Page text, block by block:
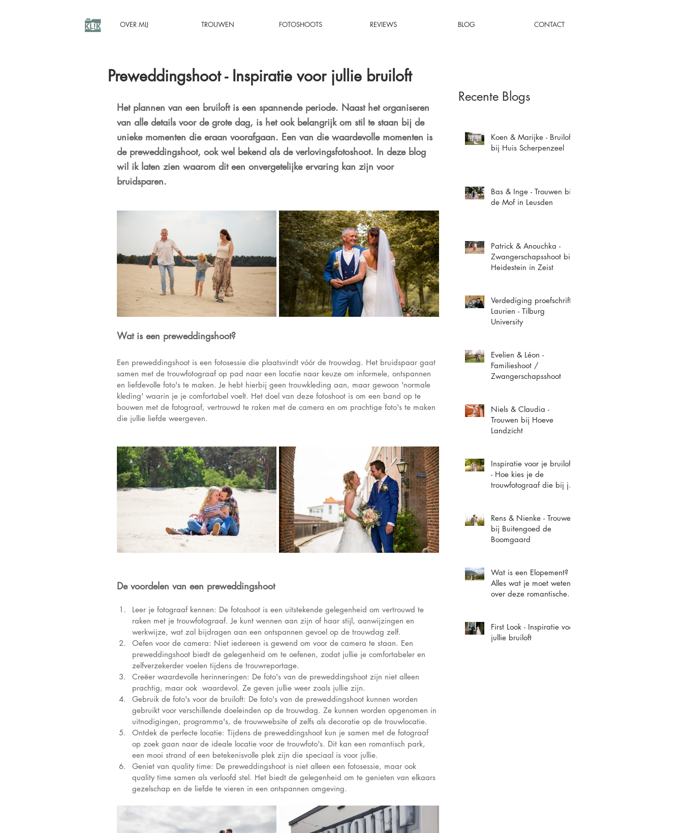
OVER MIJ TROUWEN FOTOSHOOTS REVIEWS BLOG CONTACT
Preweddingshoot - Inspiratie voor jullie bruiloft
Het plannen van een bruiloft is een spannende periode. Naast het organiseren
van alle details voor de grote dag, is het ook belangrijk om stil te staan bij de
unieke momenten die eraan voorafgaan. Een van die waardevolle momenten is
de preweddingshoot, ook wel bekend als de verlovingsfotoshoot. In deze blog
wil ik laten zien waarom dit een onvergetelijke ervaring kan zijn voor
bruidsparen.
Wat is een preweddingshoot?
Een preweddingshoot is een fotosessie die plaatsvindt vóór de trouwdag. Het bruidspaar gaat
samen met de trouwfotograaf op pad naar een locatie naar keuze om informele, ontspannen
en liefdevolle foto's te maken. Je hebt hierbij geen trouwkleding aan, maar gewoon 'normale
kleding' waarin je je comfortabel voelt. Het doel van deze fotoshoot is om een band op te
bouwen met de fotograaf, vertrouwd te raken met de camera en om prachtige foto's te maken
die jullie liefde weergeven.
De voordelen van een preweddingshoot
Leer je fotograaf kennen: De fotoshoot is een uitstekende gelegenheid om vertrouwd te
raken met je trouwfotograaf. Je kunt wennen aan zijn of haar stijl, aanwijzingen en
werkwijze, wat zal bijdragen aan een ontspannen gevoel op de trouwdag zelf.
Oefen voor de camera: Niet iedereen is gewend om voor de camera te staan. Een
preweddingshoot biedt de gelegenheid om te oefenen, zodat jullie je comfortabeler en
zelfverzekerder voelen tijdens de trouwreportage.
Creëer waardevolle herinneringen: De foto's van de preweddingshoot zijn niet alleen
prachtig, maar ook  waardevol. Ze geven jullie weer zoals jullie zijn.
Gebruik de foto's voor de bruiloft: De foto's van de preweddingshoot kunnen worden
gebruikt voor verschillende doeleinden op de trouwdag. Ze kunnen worden opgenomen in
uitnodigingen, programma's, de trouwwebsite of zelfs als decoratie op de trouwlocatie.
Ontdek de perfecte locatie: Tijdens de preweddingshoot kun je samen met de fotograaf
op zoek gaan naar de ideale locatie voor de trouwfoto's. Dit kan een romantisch park,
een mooi strand of een betekenisvolle plek zijn die speciaal is voor jullie.
Geniet van quality time: De preweddingshoot is niet alleen een fotosessie, maar ook
quality time samen als verloofd stel. Het biedt de gelegenheid om te genieten van elkaars
gezelschap en de liefde te vieren in een ontspannen omgeving.
Recente Blogs
Koen & Marijke - Bruiloft
bij Huis Scherpenzeel
Bas & Inge - Trouwen bij
de Mof in Leusden
Patrick & Anouchka -
Zwangerschapsshoot bij
Heidestein in Zeist
Verdediging proefschrift
Laurien - Tilburg
University
Evelien & Léon -
Familieshoot /
Zwangerschapsshoot
Niels & Claudia -
Trouwen bij Hoeve
Landzicht
Inspiratie voor je bruiloft
- Hoe kies je de
trouwfotograaf die bij je
Rens & Nienke - Trouwen
bij Buitengoed de
Boomgaard
Wat is een Elopement? -
Alles wat je moet weten
over deze romantische
First Look - Inspiratie voor
jullie bruiloft